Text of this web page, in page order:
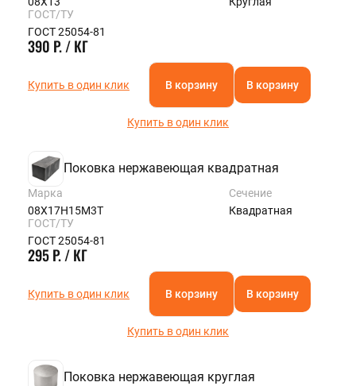
ГОСТ/ТУ
ГОСТ 25054-81
390 Р. / КГ
Купить в один клик В корзину В корзину
Купить в один клик
Поковка нержавеющая квадратная
Марка
08Х17Н15М3Т
Сечение
Квадратная
ГОСТ/ТУ
ГОСТ 25054-81
295 Р. / КГ
Купить в один клик В корзину В корзину
Купить в один клик
Поковка нержавеющая круглая